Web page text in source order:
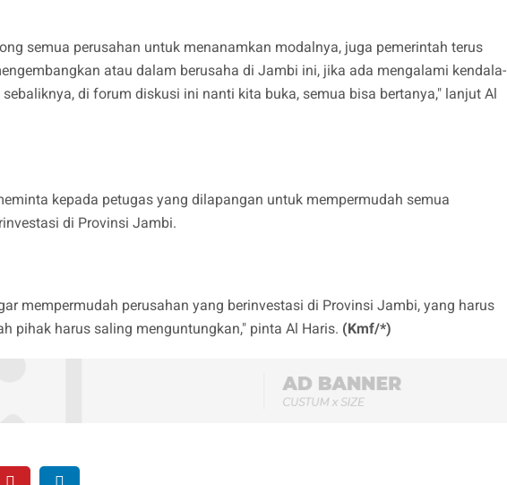
semua perusahan untuk menanamkan modalnya, juga pemerintah terus
atau dalam berusaha di Jambi ini, jika ada mengalami kendala-
di forum diskusi ini nanti kita buka, semua bisa bertanya," lanjut Al
kepada petugas yang dilapangan untuk mempermudah semua
di Provinsi Jambi.
mempermudah perusahan yang berinvestasi di Provinsi Jambi, yang harus
pihak harus saling menguntungkan," pinta Al Haris. (Kmf/*)